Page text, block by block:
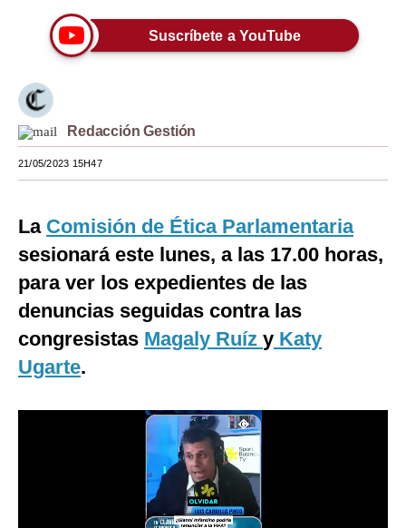
Tendencias
Viajes
Moda
Estilos
Mundo
EEUU
México
Internacional
Suscríbete a YouTube
Redacción Gestión
21/05/2023 15H47
La Comisión de Ética Parlamentaria
sesionará este lunes, a las 17.00 horas,
para ver los expedientes de las
denuncias seguidas contra las
congresistas Magaly Ruíz y Katy
Ugarte.